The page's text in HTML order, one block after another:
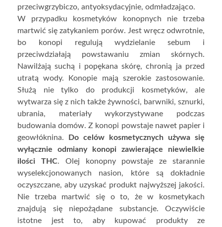
przeciwgrzybiczo, antyoksydacyjnie, odmładzająco.
W przypadku kosmetyków konopnych nie trzeba
martwić się zatykaniem porów. Jest wręcz odwrotnie,
bo konopi regulują wydzielanie sebum i
przeciwdziałają powstawaniu zmian skórnych.
Nawilżają suchą i popękana skórę, chronią ja przed
utratą wody. Konopie mają szerokie zastosowanie.
Służą nie tylko do produkcji kosmetyków, ale
wytwarza się z nich także żywności, barwniki, sznurki,
ubrania, materiały wykorzystywane podczas
budowania domów. Z konopi powstaje nawet papier i
geowłóknina.
Do celów kosmetycznych używa się
wyłącznie odmiany konopi zawierające niewielkie
ilości THC. Olej konopny powstaje ze starannie
wyselekcjonowanych nasion, które są dokładnie
oczyszczane, aby uzyskać produkt najwyższej jakości.
Nie trzeba martwić się o to, że w kosmetykach
znajdują się niepożądane substancje. Oczywiście
istotne jest to, aby kupować produkty ze